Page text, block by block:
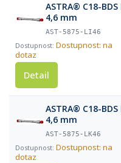
ASTRA® C18-
4,6 mm
AST-5875-LI46
Dostupnost: na
dotaz
Detail
ASTRA® C18-
4,6 mm
AST-5875-LK46
Dostupnost: na
dotaz